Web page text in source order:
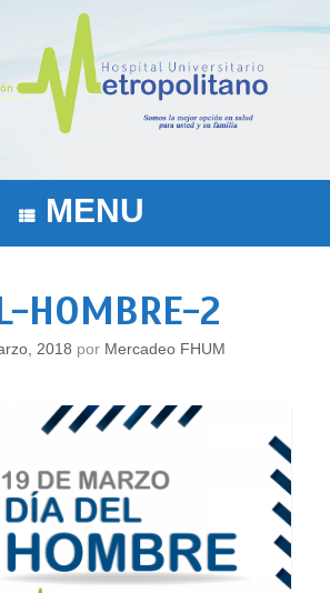
MENU
HOMBRE-2
2018 por Mercadeo FHUM